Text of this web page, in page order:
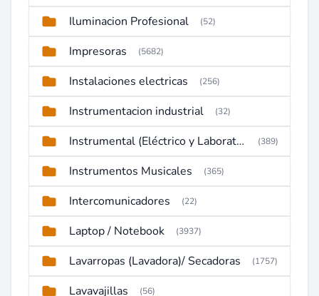
Iluminacion Profesional (52)
Impresoras (5682)
Instalaciones electricas (256)
Instrumentacion industrial (32)
Instrumental (Eléctrico y Laboratorio) (389)
Instrumentos Musicales (365)
Intercomunicadores (22)
Laptop / Notebook (3937)
Lavarropas (Lavadora)/ Secadoras (1757)
Lavavajillas (56)